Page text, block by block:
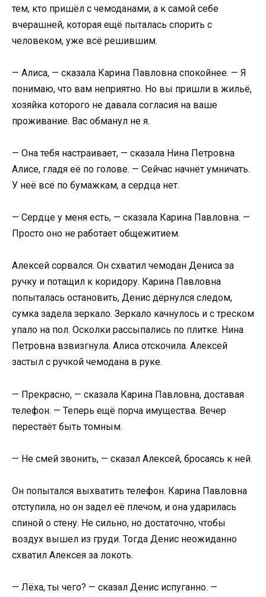
тем, кто пришёл с чемоданами, а к самой себе
вчерашней, которая ещё пыталась спорить с
человеком, уже всё решившим.
— Алиса, — сказала Карина Павловна спокойнее. — Я
понимаю, что вам неприятно. Но вы пришли в жильё,
хозяйка которого не давала согласия на ваше
проживание. Вас обманул не я.
— Она тебя настраивает, — сказала Нина Петровна
Алисе, гладя её по голове. — Сейчас начнёт умничать.
У неё всё по бумажкам, а сердца нет.
— Сердце у меня есть, — сказала Карина Павловна. —
Просто оно не работает общежитием.
Алексей сорвался. Он схватил чемодан Дениса за
ручку и потащил к коридору. Карина Павловна
попыталась остановить, Денис дёрнулся следом,
сумка задела зеркало. Зеркало качнулось и с треском
упало на пол. Осколки рассыпались по плитке. Нина
Петровна взвизгнула. Алиса отскочила. Алексей
застыл с ручкой чемодана в руке.
— Прекрасно, — сказала Карина Павловна, доставая
телефон. — Теперь ещё порча имущества. Вечер
перестаёт быть томным.
— Не смей звонить, — сказал Алексей, бросаясь к ней.
Он попытался выхватить телефон. Карина Павловна
отступила, но он задел её плечом, и она ударилась
спиной о стену. Не сильно, но достаточно, чтобы
воздух вышел из груди. Тогда Денис неожиданно
схватил Алексея за локоть.
— Лёха, ты чего? — сказал Денис испуганно. —